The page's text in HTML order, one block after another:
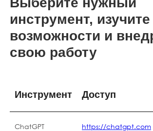
инструмент, изучите
возможности и
свою работу
Инструмент Доступ
ChatGPT https://chatgpt.com